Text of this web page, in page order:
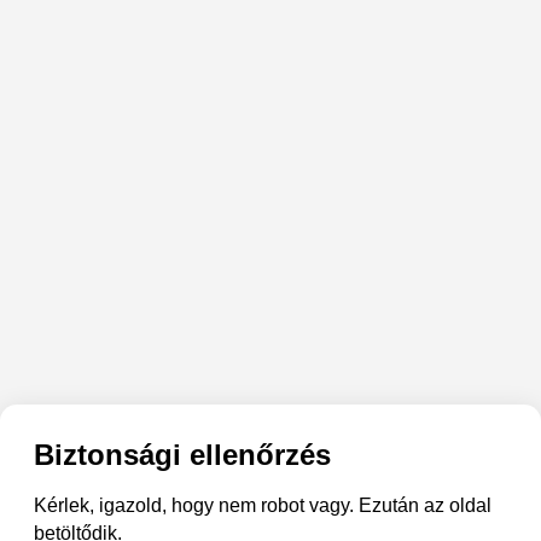
Biztonsági ellenőrzés
Kérlek, igazold, hogy nem robot vagy. Ezután az oldal
betöltődik.